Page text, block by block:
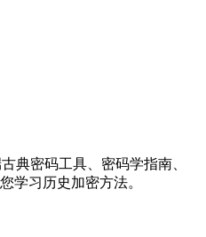
典密码工具、密码学指南、
学习历史加密方法。